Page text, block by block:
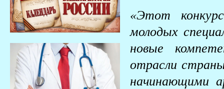
«Этот
молодых
новые
отрасли
начинающими